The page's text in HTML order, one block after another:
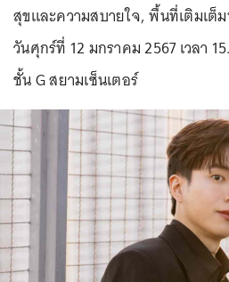
สุขและความสบายใจ, พื้นที่เติมเ
วันศุกร์ที่ 12 มกราคม 2567 เวลา
ชั้น G สยามเซ็นเตอร์